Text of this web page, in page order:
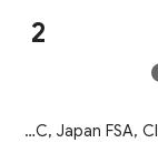
2
NFA, FCA, MAS, IIROC, Japan FSA, CIMA, ASIC